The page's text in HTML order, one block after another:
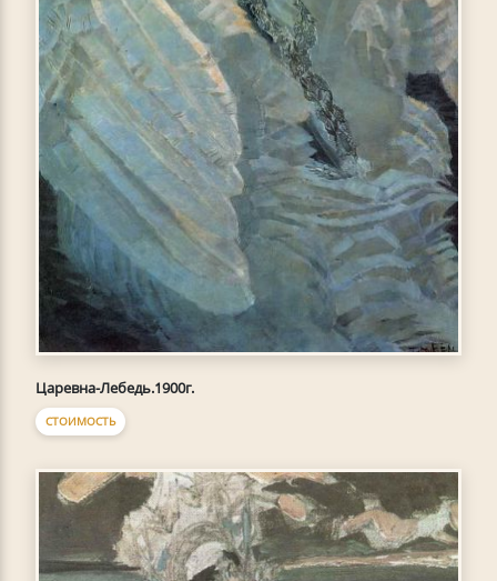
Царевна-Лебедь.1900г.
СТОИМОСТЬ